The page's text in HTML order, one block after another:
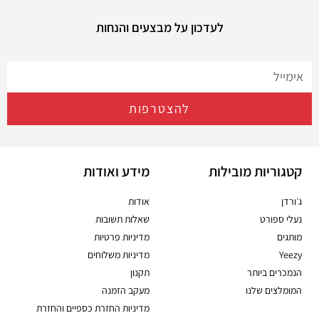
לעדכון על מבצעים והנחות
להצטרפות
קטגוריות מובילות
ג׳ורדן
נעלי ספורט
מותגים
Yeezy
הנמכרים ביותר
המומלצים שלנו
מידע ואודות
אודות
שאלות תשובות
מדיניות פרטיות
מדיניות משלוחים
תקנון
מעקב הזמנה
מדיניות החזרת כספיים והחזרת